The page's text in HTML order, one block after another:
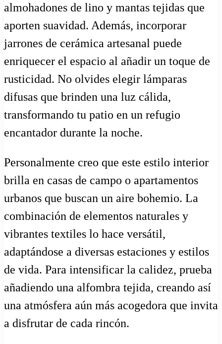
almohadones de lino y mantas tejidas que
aporten suavidad. Además, incorporar
jarrones de cerámica artesanal puede
enriquecer el espacio al añadir un toque de
rusticidad. No olvides elegir lámparas
difusas que brinden una luz cálida,
transformando tu patio en un refugio
encantador durante la noche.
Personalmente creo que este estilo interior
brilla en casas de campo o apartamentos
urbanos que buscan un aire bohemio. La
combinación de elementos naturales y
vibrantes textiles lo hace versátil,
adaptándose a diversas estaciones y estilos
de vida. Para intensificar la calidez, prueba
añadiendo una alfombra tejida, creando así
una atmósfera aún más acogedora que invita
a disfrutar de cada rincón.